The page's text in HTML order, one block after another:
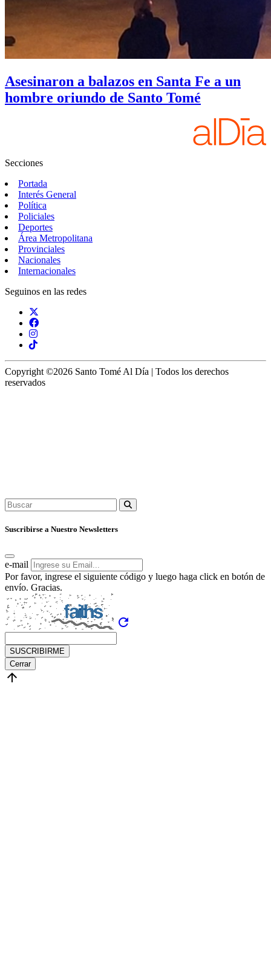
Asesinaron a balazos en Santa Fe a un
hombre oriundo de Santo Tomé
Secciones
Portada
Interés General
Política
Policiales
Deportes
Área Metropolitana
Provinciales
Nacionales
Internacionales
Seguinos en las redes
Copyright ©2026 Santo Tomé Al Día | Todos los derechos
reservados
Suscribirse a Nuestro Newsletters
e-mail
Por favor, ingrese el siguiente código y luego haga click en botón de
envío. Gracias.
refresh
SUSCRIBIRME
Cerrar
arrow_upward